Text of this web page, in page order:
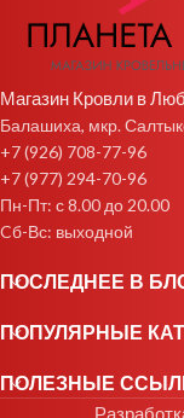
Магазин Кровли в
Балашиха, мкр.
+7 (926) 708-77-96
+7 (977) 294-70-96
Пн-Пт: с 8.00 до 20.00
Cб-Вс: выходной
ПОСЛЕДНЕЕ В
ПОПУЛЯРНЫЕ
ПОЛЕЗНЫЕ